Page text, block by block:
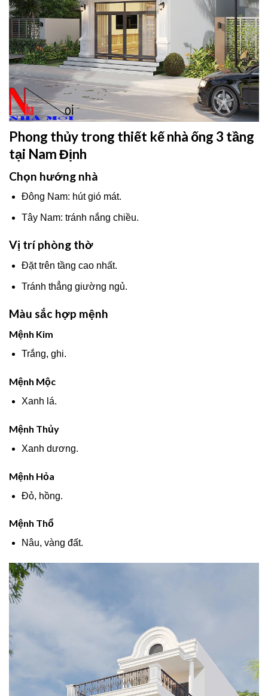
Phong thủy trong thiết kế nhà ống 3 tầng
tại Nam Định
Chọn hướng nhà
Đông Nam: hút gió mát.
Tây Nam: tránh nắng chiều.
Vị trí phòng thờ
Đặt trên tầng cao nhất.
Tránh thẳng giường ngủ.
Màu sắc hợp mệnh
Mệnh Kim
Trắng, ghi.
Mệnh Mộc
Xanh lá.
Mệnh Thủy
Xanh dương.
Mệnh Hỏa
Đỏ, hồng.
Mệnh Thổ
Nâu, vàng đất.